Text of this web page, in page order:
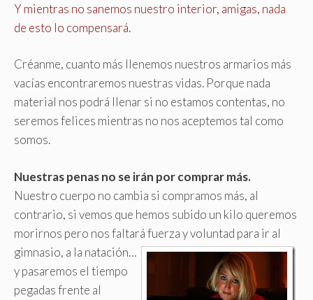
Y mientras no sanemos nuestro interior, amigas, nada
de esto lo compensará.
Créanme, cuanto más llenemos nuestros armarios más
vacías encontraremos nuestras vidas. Porque nada
material nos podrá llenar si no estamos contentas, no
seremos felices mientras no nos aceptemos tal como
somos.
Nuestras penas no se irán por comprar más.
Nuestro cuerpo no cambia si compramos más, al
contrario, si vemos que hemos subido un kilo queremos
morirnos pero nos faltará fuerza y voluntad para ir al
gimnasio, a la natación…
y pasaremos el tiempo
pegadas frente al